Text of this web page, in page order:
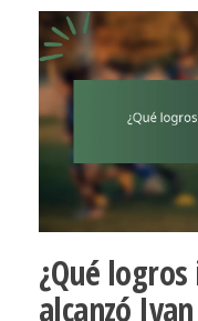
¿Qué
alcanzó